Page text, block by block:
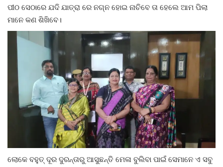
ପୀଠ ସେଠାରେ ଯଦି ଯାତ୍ରା ରେ ନଗ୍ନ ହୋଇ ନାଚିବେ ତା ହେଲେ ଆମ ପିଲା
ମାନେ କଣ ଶିଖିବେ।
ଲୋକେ ବହୁତ୍ ଦୂର ଦୁରନ୍ତାରୁ ଆସୁଛନ୍ତି ମେଳା ବୁଲିବା ପାଇଁ ସେମାନେ ଏ ସବୁ